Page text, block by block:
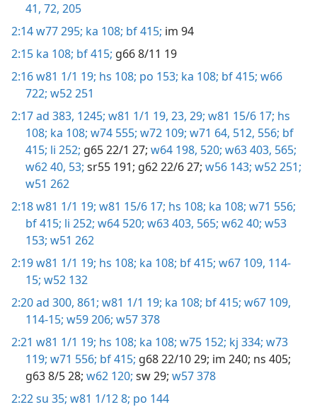
41, 72, 205
2:14w77 295; ka 108; bf 415; im 94
2:15 ka 108; bf 415; g66 8/11 19
2:16w81 1/1 19; hs 108; po 153; ka 108; bf 415; w66
722; w52 251
2:17ad 383, 1245; w81 1/1 19, 23, 29; w81 15/6 17; hs
108; ka 108; w74 555; w72 109; w71 64, 512, 556; bf
415; li 252; g65 22/1 27; w64 198, 520; w63 403, 565;
w62 40, 53; sr55 191; g62 22/6 27; w56 143; w52 251;
w51 262
2:18w81 1/1 19; w81 15/6 17; hs 108; ka 108; w71 556;
bf 415; li 252; w64 520; w63 403, 565; w62 40; w53
153; w51 262
2:19w81 1/1 19; hs 108; ka 108; bf 415; w67 109, 114-
15; w52 132
2:20ad 300, 861; w81 1/1 19; ka 108; bf 415; w67 109,
114-15; w59 206; w57 378
2:21 w81 1/1 19; hs 108; ka 108; w75 152; kj 334; w73
119; w71 556; bf 415; g68 22/10 29; im 240; ns 405;
g63 8/5 28; w62 120; sw 29; w57 378
2:22su 35; w81 1/12 8; po 144